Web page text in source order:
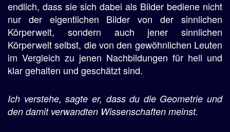
endlich, dass sie sich dabei als Bilder bediene nicht
nur der eigentlichen Bilder von der sinnlichen
Körperwelt, sondern auch jener sinnlichen
Körperwelt selbst, die von den gewöhnlichen Leuten
im Vergleich zu jenen Nachbildungen für hell und
klar gehalten und geschätzt sind.
Ich verstehe, sagte er, dass du die Geometrie und
den damit verwandten Wissenschaften meinst.